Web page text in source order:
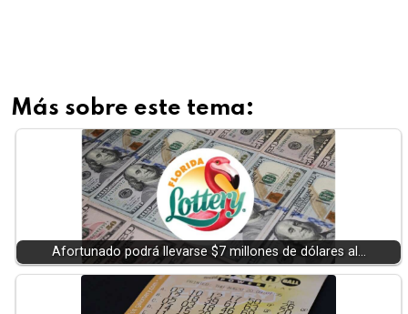
Más sobre este tema:
Afortunado podrá llevarse $7 millones de dólares al…